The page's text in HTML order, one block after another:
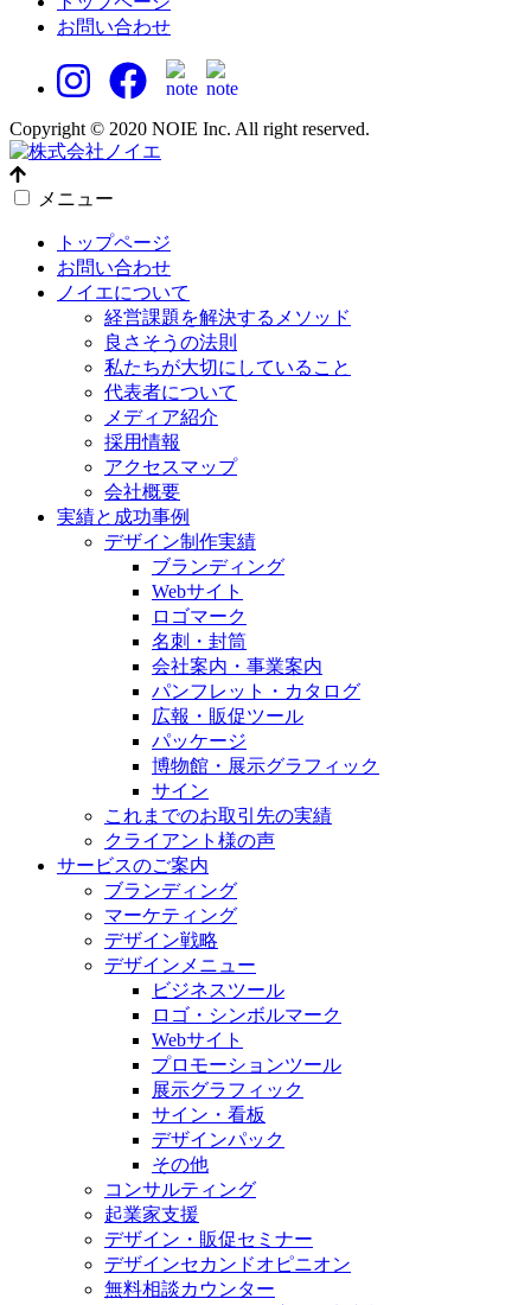
お問い合わせ
Copyright © 2020 NOIE Inc. All right reserved.
メニュー
トップページ
お問い合わせ
ノイエについて
経営課題を解決するメソッド
良さそうの法則
私たちが大切にしていること
代表者について
メディア紹介
採用情報
アクセスマップ
会社概要
実績と成功事例
デザイン制作実績
ブランディング
Webサイト
ロゴマーク
名刺・封筒
会社案内・事業案内
パンフレット・カタログ
広報・販促ツール
パッケージ
博物館・展示グラフィック
サイン
これまでのお取引先の実績
クライアント様の声
サービスのご案内
ブランディング
マーケティング
デザイン戦略
デザインメニュー
ビジネスツール
ロゴ・シンボルマーク
Webサイト
プロモーションツール
展示グラフィック
サイン・看板
デザインパック
その他
コンサルティング
起業家支援
デザイン・販促セミナー
デザインセカンドオピニオン
無料相談カウンター